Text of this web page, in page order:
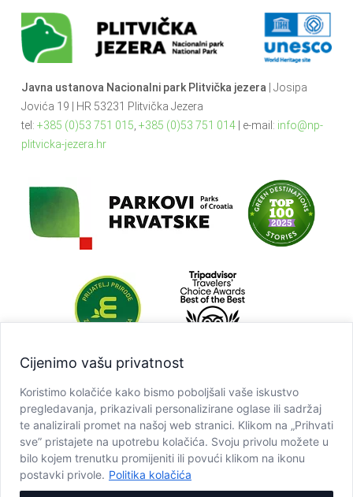
Cijenimo vašu privatnost
Koristimo kolačiće kako bismo poboljšali vaše iskustvo
pregledavanja, prikazivali personalizirane oglase ili sadržaj
te analizirali promet na našoj web stranici. Klikom na „Prihvati
sve” pristajete na upotrebu kolačića. Svoju privolu možete u
bilo kojem trenutku promijeniti ili povući klikom na ikonu
postavki privole. Politika kolačića
Javna ustanova Nacionalni park Plitvička jezera | Josipa
Jovića 19 | HR 53231 Plitvička Jezera
tel: +385 (0)53 751 015 +385 (0)53 751 014| e-mail: info@np-
plitvicka-jezera.hr